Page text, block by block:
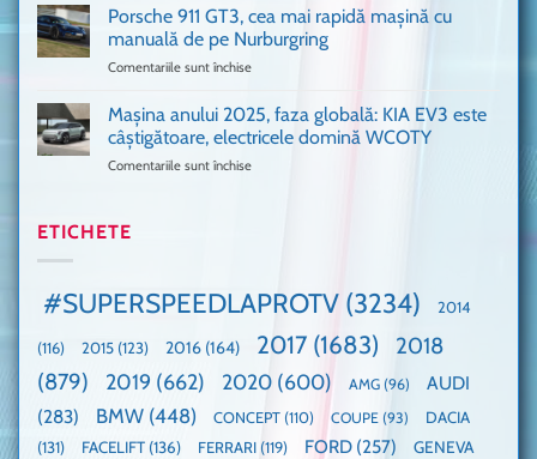
în
UK,
că
nevoie
de
Am
pus
umărul
cu
mai
mare
paradă
de
dube
Porsche 911 GT3, cea mai rapidă mașină cu
manuală de pe Nurburgring
Comentariile sunt închise
911
GT3,
cea
pe
Nurburgring
Mașina anului 2025, faza globală: KIA EV3 este
câștigătoare, electricele domină WCOTY
Comentariile sunt închise
EV3
câștigătoare,
domină
WCOTY
ETICHETE
#SUPERSPEEDLAPROTV (3234) 2014
(116) 2015 (123) 2016 (164) 2017 (1683)
2018
(879)
2019 (662) 2020 (600) AMG (96)
AUDI
(283)
BMW (448) CONCEPT (110) COUPE (93)
DACIA
(131)
FACELIFT (136) FERRARI (119) FORD (257)
GENEVA